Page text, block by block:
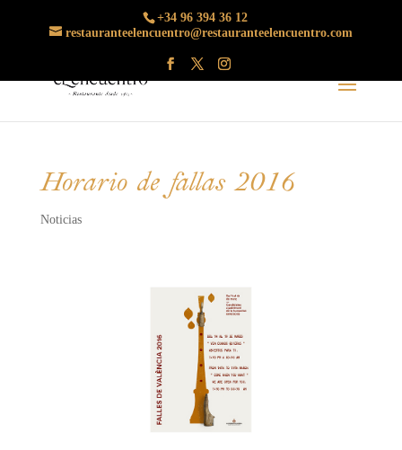
+34 96 394 36 12
restauranteelencuentro@restauranteelencuentro.com
Horario de fallas 2016
Noticias